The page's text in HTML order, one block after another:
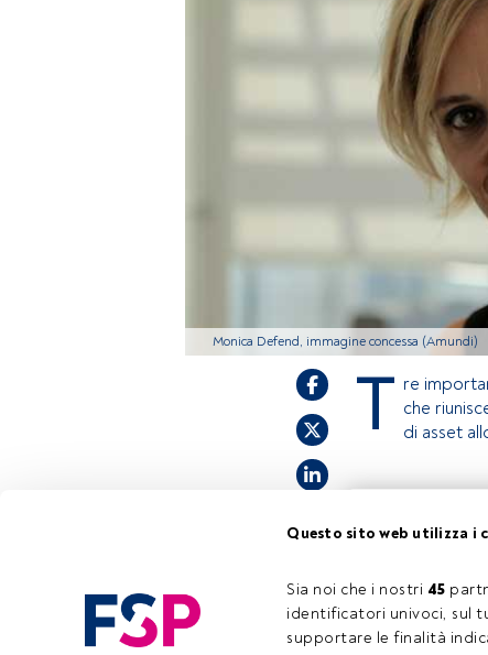
Questo sito web utilizza i
Sia noi che i nostri 45
identificatori univoci, sul
supportare le finalità
Monica Defend, immagine concessa (Amundi)
Tempo di lettura: 1 min.
T re
che
di asset
accedi tramite il